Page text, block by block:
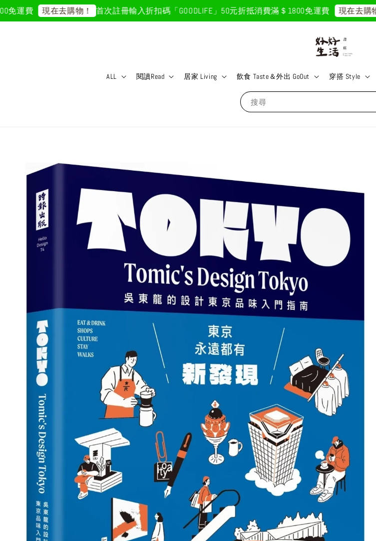
費 現在去購物！ 首次註冊輸入折扣碼「GOODLIFE」50元折抵消費滿＄1800免運費 現在去購物！
搜尋
ALL 閱讀Read 居家 Living 飲食 Taste＆外出 GoOut 穿搭 Style